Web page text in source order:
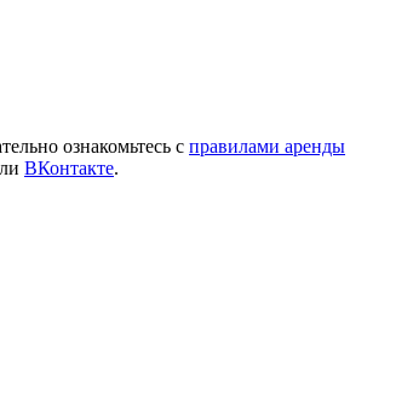
ознакомьтесь с правилами аренды
ВКонтакте.